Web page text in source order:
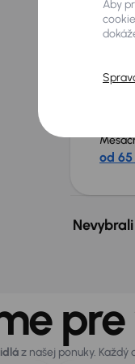
150 kW
od 65
pre
z našej ponuky.
Aby